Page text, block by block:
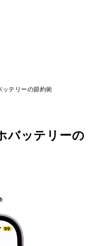
テリーの節約術
バッテリーの